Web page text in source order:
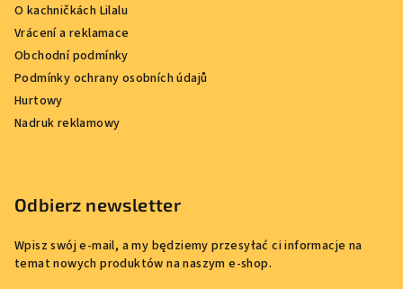
O kachničkách Lilalu
Vrácení a reklamace
Obchodní podmínky
Podmínky ochrany osobních údajů
Hurtowy
Nadruk reklamowy
Odbierz newsletter
Wpisz swój e-mail, a my będziemy przesyłać ci informacje na
temat nowych produktów na naszym e-shop.